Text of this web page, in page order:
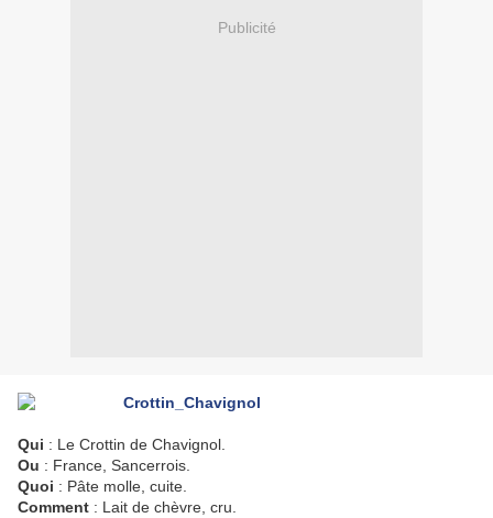
Publicité
Qui : Le Crottin de Chavignol.
Ou : France, Sancerrois.
Quoi : Pâte molle, cuite.
Comment : Lait de chèvre, cru.